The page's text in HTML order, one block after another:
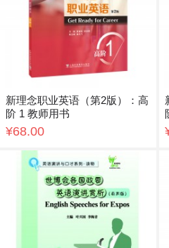
新理念职业英语（第2版）：高
阶 1 教师用书
¥68.00